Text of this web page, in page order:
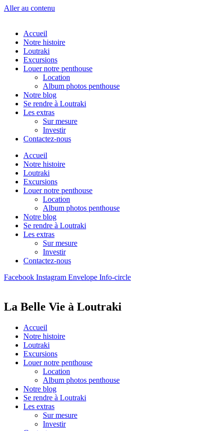
Aller au contenu
Accueil
Notre histoire
Loutraki
Excursions
Louer notre penthouse
Location
Album photos penthouse
Notre blog
Se rendre à Loutraki
Les extras
Sur mesure
Investir
Contactez-nous
Accueil
Notre histoire
Loutraki
Excursions
Louer notre penthouse
Location
Album photos penthouse
Notre blog
Se rendre à Loutraki
Les extras
Sur mesure
Investir
Contactez-nous
Facebook Instagram Envelope Info-circle
La Belle Vie à Loutraki
Accueil
Notre histoire
Loutraki
Excursions
Louer notre penthouse
Location
Album photos penthouse
Notre blog
Se rendre à Loutraki
Les extras
Sur mesure
Investir